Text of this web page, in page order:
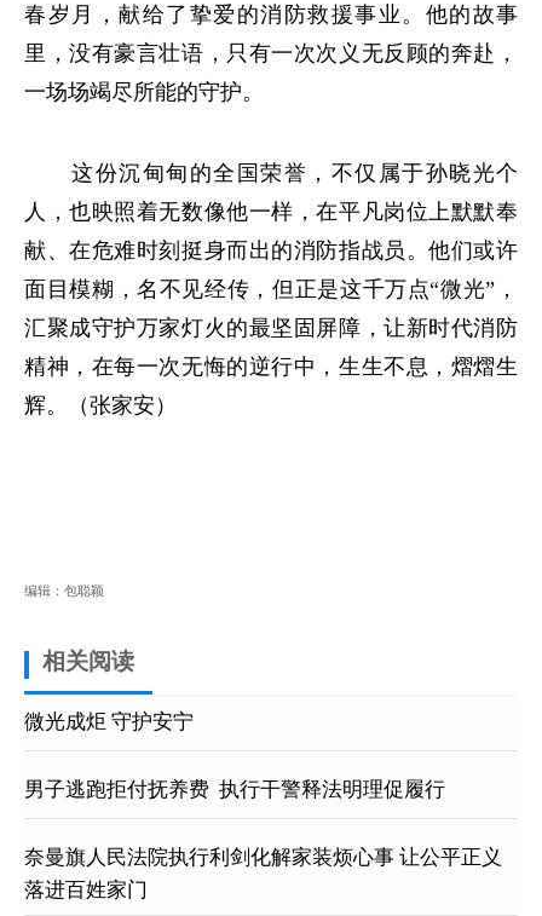
春岁月，献给了挚爱的消防救援事业。他的故事
里，没有豪言壮语，只有一次次义无反顾的奔赴，
一场场竭尽所能的守护。
这份沉甸甸的全国荣誉，不仅属于孙晓光个
人，也映照着无数像他一样，在平凡岗位上默默奉
献、在危难时刻挺身而出的消防指战员。他们或许
面目模糊，名不见经传，但正是这千万点“微光”，
汇聚成守护万家灯火的最坚固屏障，让新时代消防
精神，在每一次无悔的逆行中，生生不息，熠熠生
辉。（张家安）
编辑：包聪颖
相关阅读
微光成炬 守护安宁
男子逃跑拒付抚养费  执行干警释法明理促履行
奈曼旗人民法院执行利剑化解家装烦心事 让公平正义
落进百姓家门